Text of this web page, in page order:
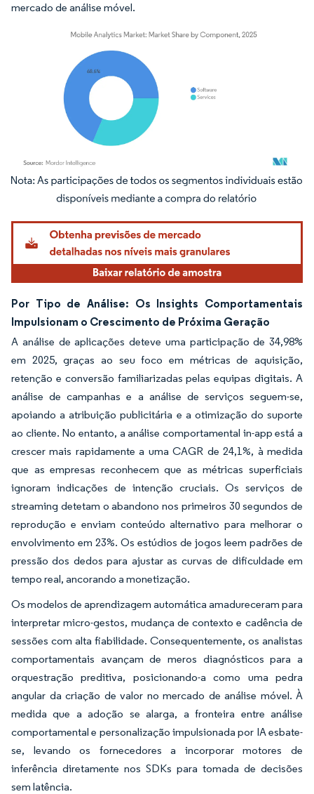
mercado de análise móvel.
Imagem © Mordor Intelligence. O reuso requer atribuição conforme CC BY 4.0.
Por Tipo de Análise: Os Insights Comportamentais
Impulsionam o Crescimento de Próxima Geração
A análise de aplicações deteve uma participação de 34,98%
em 2025, graças ao seu foco em métricas de aquisição,
retenção e conversão familiarizadas pelas equipas digitais. A
análise de campanhas e a análise de serviços seguem-se,
apoiando a atribuição publicitária e a otimização do suporte
ao cliente. No entanto, a análise comportamental in-app está a
crescer mais rapidamente a uma CAGR de 24,1%, à medida
que as empresas reconhecem que as métricas superficiais
ignoram indicações de intenção cruciais. Os serviços de
streaming detetam o abandono nos primeiros 30 segundos de
reprodução e enviam conteúdo alternativo para melhorar o
envolvimento em 23%. Os estúdios de jogos leem padrões de
pressão dos dedos para ajustar as curvas de dificuldade em
tempo real, ancorando a monetização.
Os modelos de aprendizagem automática amadureceram para
interpretar micro-gestos, mudança de contexto e cadência de
sessões com alta fiabilidade. Consequentemente, os analistas
comportamentais avançam de meros diagnósticos para a
orquestração preditiva, posicionando-a como uma pedra
angular da criação de valor no mercado de análise móvel. À
medida que a adoção se alarga, a fronteira entre análise
comportamental e personalização impulsionada por IA esbate-
se, levando os fornecedores a incorporar motores de
inferência diretamente nos SDKs para tomada de decisões
sem latência.